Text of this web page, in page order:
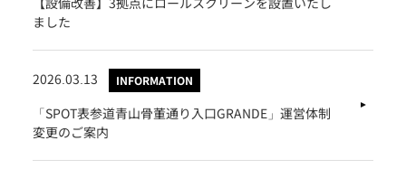
ました
2026.03.13 INFORMATION
「SPOT表参道青山骨董通り入口GRANDE」運営体制
変更のご案内